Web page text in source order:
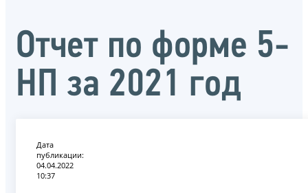
Отчет по форме 5-
НП за 2021 год
Дата
публикации:
04.04.2022
10:37